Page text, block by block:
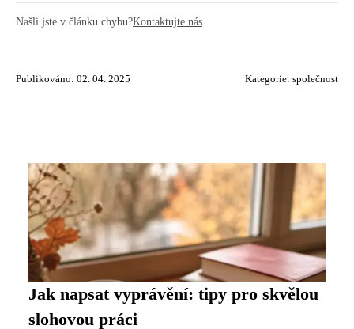
Našli jste v článku chybu?Kontaktujte nás
Publikováno: 02. 04. 2025 Kategorie: společnost
Jak napsat vyprávění: tipy pro skvělou
slohovou práci